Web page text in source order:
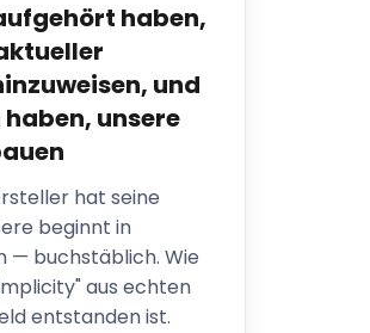
haben,
und
unsere
hat seine
beginnt in
— buchstäblich. Wie
aus echten
entstanden ist.